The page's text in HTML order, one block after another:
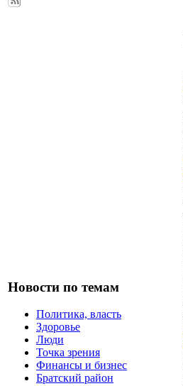
Новости по темам
Политика, власть
Здоровье
Люди
Точка зрения
Финансы и бизнес
Братский район